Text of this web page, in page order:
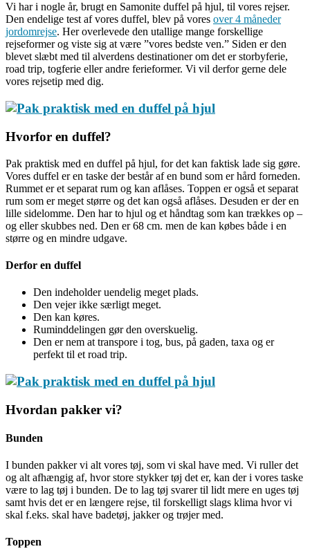
Vi har i nogle år, brugt en Samonite duffel på hjul, til vores rejser.
Den endelige test af vores duffel, blev på vores over 4 måneder
jordomrejse. Her overlevede den utallige mange forskellige
rejseformer og viste sig at være ”vores bedste ven.” Siden er den
blevet slæbt med til alverdens destinationer om det er storbyferie,
road trip, togferie eller andre ferieformer. Vi vil derfor gerne dele
vores rejsetip med dig.
Hvorfor en duffel?
Pak praktisk med en duffel på hjul, for det kan faktisk lade sig gøre.
Vores duffel er en taske der består af en bund som er hård forneden.
Rummet er et separat rum og kan aflåses. Toppen er også et separat
rum som er meget større og det kan også aflåses. Desuden er der en
lille sidelomme. Den har to hjul og et håndtag som kan trækkes op –
og eller skubbes ned. Den er 68 cm. men de kan købes både i en
større og en mindre udgave.
Derfor en duffel
Den indeholder uendelig meget plads.
Den vejer ikke særligt meget.
Den kan køres.
Ruminddelingen gør den overskuelig.
Den er nem at transpore i tog, bus, på gaden, taxa og er
perfekt til et road trip.
Hvordan pakker vi?
Bunden
I bunden pakker vi alt vores tøj, som vi skal have med. Vi ruller det
og alt afhængig af, hvor store stykker tøj det er, kan der i vores taske
være to lag tøj i bunden. De to lag tøj svarer til lidt mere en uges tøj
samt hvis det er en længere rejse, til forskelligt slags klima hvor vi
skal f.eks. skal have badetøj, jakker og trøjer med.
Toppen